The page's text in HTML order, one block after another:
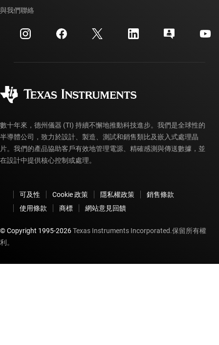
投資人關系
製造
交互參考搜索
客戶支援中心
myTI 帳戶常見問題解答
訂購 FAQ
與我們聯絡
數十年來，德州儀器 (TI) 持續不懈地推動科技進步。我們是全球性的
半導體公司，致力於設計、製造、測試和銷售類比及嵌入式處理晶
片。我們的產品協助客戶有效地管理電源、精確感測與傳送數據，並
在設計中提供核心控制或處理。
可及性 Cookie 政策 隱私權政策
銷售條款
使用條款
商標 網站意見回饋
© Copyright 1995-2026Texas Instruments Incorporated.保留所有權
利。